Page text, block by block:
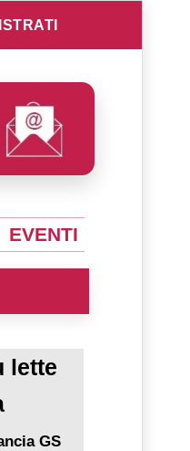
EVENTI
lette
GS